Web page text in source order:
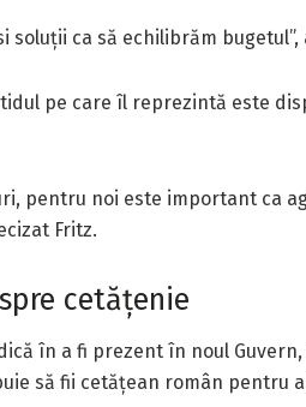
soluții ca să echilibrăm
pe care îl reprezintă este
pentru noi este important ca
Fritz.
cetățenie
în a fi prezent în noul
să fii cetățean român pentru